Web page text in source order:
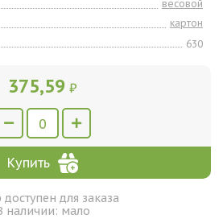
весовой
картон
630
375,59 ₽
Купить
доступен для заказа
наличии: мало